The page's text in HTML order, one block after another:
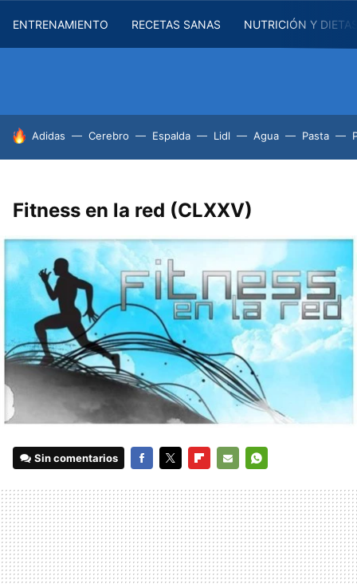
ENTRENAMIENTO RECETAS SANAS NUTRICIÓN Y
HOY SE HABLA DE
Adidas Cerebro Espalda Lidl Agua Pasta
Fitness en la red (CLXXV)
Sin comentarios
MAIL